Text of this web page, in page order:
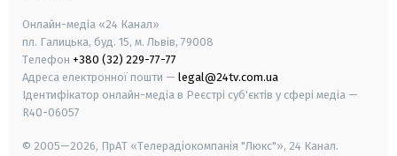
Онлайн-медіа «24 Канал»
пл. Галицька, буд. 15, м. Львів, 79008
Телефон +380 (32) 229-77-77
Адреса електронної пошти — legal@24tv.com.ua
Ідентифікатор онлайн-медіа в Реєстрі суб'єктів у сфері медіа —
R40-06057
© 2005—2026, ПрАТ «Телерадіокомпанія "Люкс"», 24 Канал.